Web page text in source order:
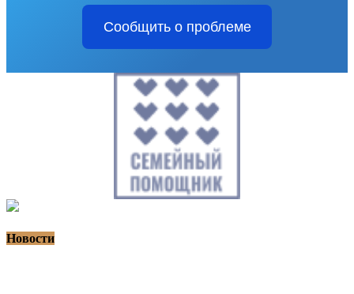
Сообщить о проблеме
Новости